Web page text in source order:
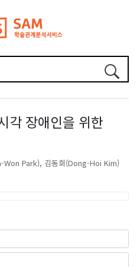
각 장애인을 위한
Won Park) 김동회(Dong-Hoi Kim)